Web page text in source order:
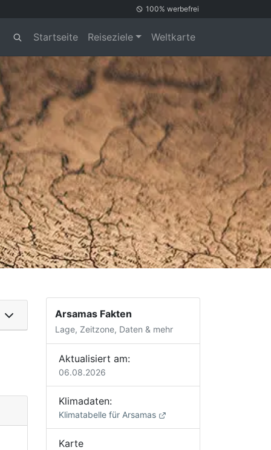
100% werbefrei
Startseite Reiseziele Weltkarte
Arsamas Fakten
Lage, Zeitzone, Daten & mehr
Aktualisiert am:
06.08.2026
Klimadaten:
Klimatabelle für Arsamas
Karte